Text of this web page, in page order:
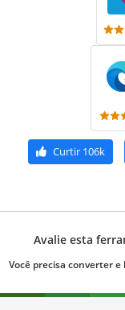
Curtir 106k
Avalie esta
Você precisa converter